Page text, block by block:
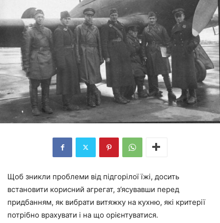
Щоб зникли проблеми від підгорілої їжі, досить
встановити корисний агрегат, з’ясувавши перед
придбанням, як вибрати витяжку на кухню, які критерії
потрібно врахувати і на що орієнтуватися.